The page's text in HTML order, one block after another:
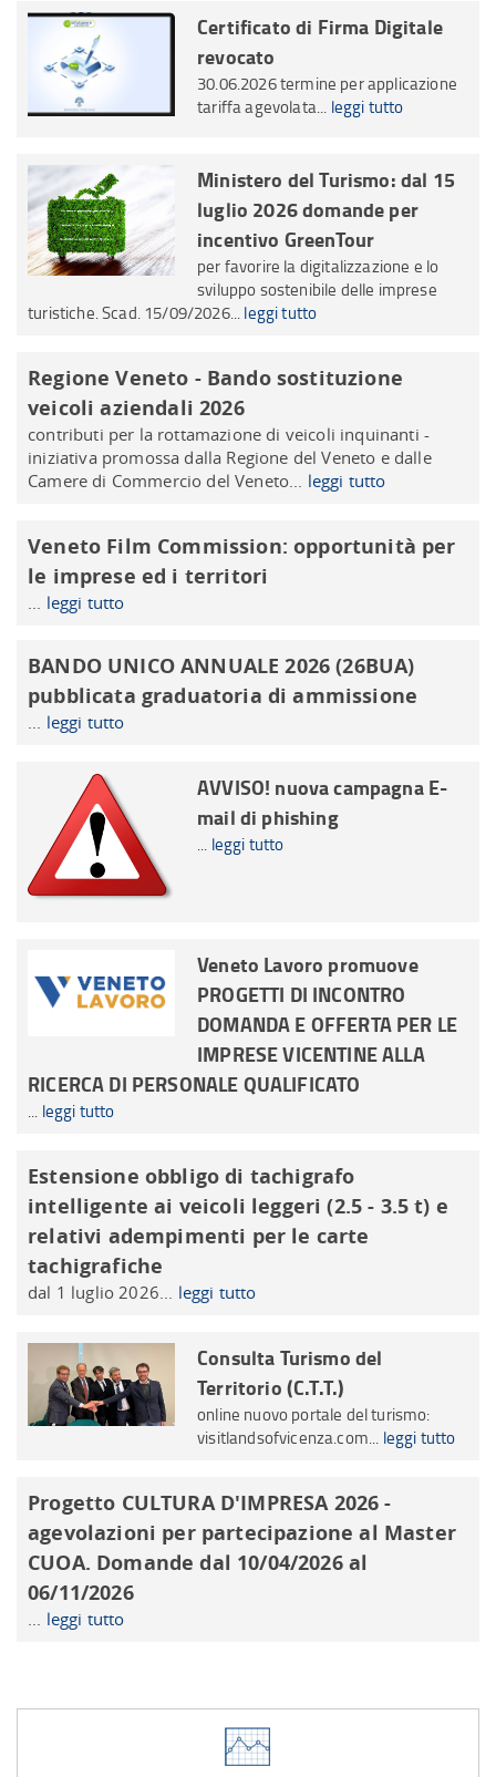
Certificato di Firma Digitale
revocato
30.06.2026 termine per applicazione
tariffa agevolata... leggi tutto
Ministero del Turismo: dal 15
luglio 2026 domande per
incentivo GreenTour
per favorire la digitalizzazione e lo
sviluppo sostenibile delle imprese
turistiche. Scad. 15/09/2026...leggi tutto
Regione Veneto - Bando sostituzione
veicoli aziendali 2026
contributi per la rottamazione di veicoli inquinanti -
iniziativa promossa dalla Regione del Veneto e dalle
Camere di Commercio del Veneto... leggi tutto
Veneto Film Commission: opportunità per
le imprese ed i territori
leggi tutto
BANDO UNICO ANNUALE 2026 (26BUA)
pubblicata graduatoria di ammissione
leggi tutto
AVVISO! nuova campagna E-
mail di phishing
... leggi tutto
Veneto Lavoro promuove
PROGETTI DI INCONTRO
DOMANDA E OFFERTA PER LE
IMPRESE VICENTINE ALLA
RICERCA DI PERSONALE QUALIFICATO
... leggi tutto
Estensione obbligo di tachigrafo
intelligente ai veicoli leggeri (2.5 - 3.5 t) e
relativi adempimenti per le carte
tachigrafiche
dal 1 luglio 2026... leggi tutto
Consulta Turismo del
Territorio (C.T.T.)
online nuovo portale del turismo:
visitlandsofvicenza.com... leggi tutto
Progetto CULTURA D'IMPRESA 2026 -
agevolazioni per partecipazione al Master
CUOA. Domande dal 10/04/2026 al
06/11/2026
... leggi tutto